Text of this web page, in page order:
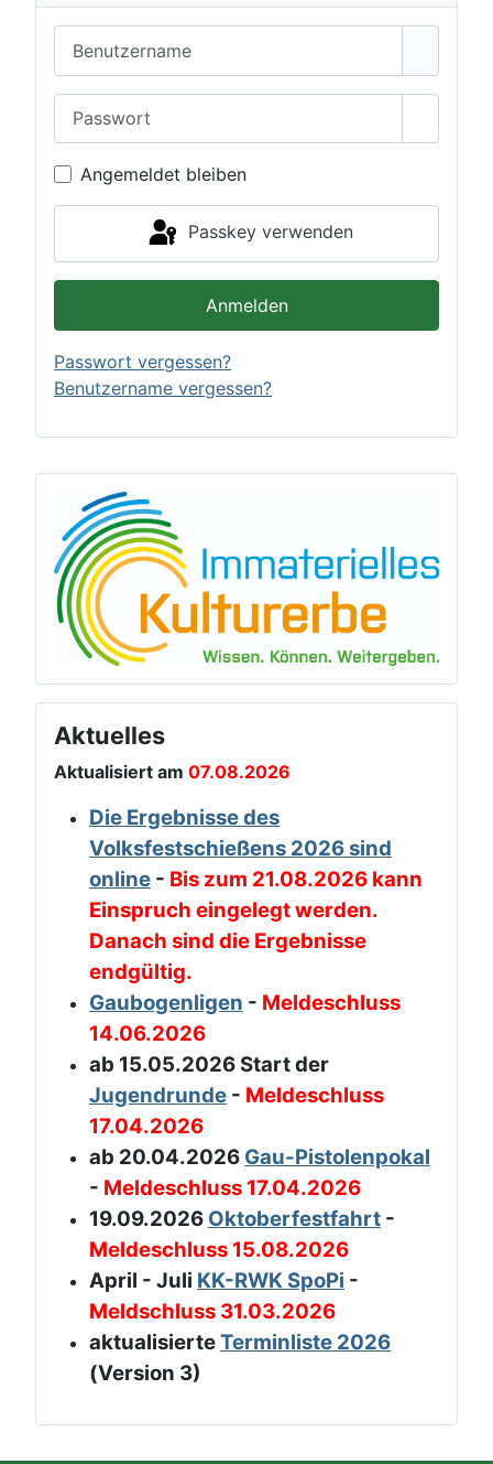
Aktuelles
Aktualisiert am 07.08.2026
Die Ergebnisse des
Volksfestschießens 2026 sind
online - Bis zum 21.08.2026 kann
Einspruch eingelegt werden.
Danach sind die Ergebnisse
endgültig.
Gaubogenligen - Meldeschluss
14.06.2026
ab 15.05.2026 Start der
Jugendrunde - Meldeschluss
17.04.2026
ab 20.04.2026 Gau-Pistolenpokal
- Meldeschluss 17.04.2026
19.09.2026 Oktoberfestfahrt -
Meldeschluss 15.08.2026
April - Juli KK-RWK SpoPi -
Meldschluss 31.03.2026
aktualisierteTerminliste 2026
(Version 3)
Angemeldet bleiben
Passkey verwenden
Anmelden
Passwort vergessen?
Benutzername vergessen?